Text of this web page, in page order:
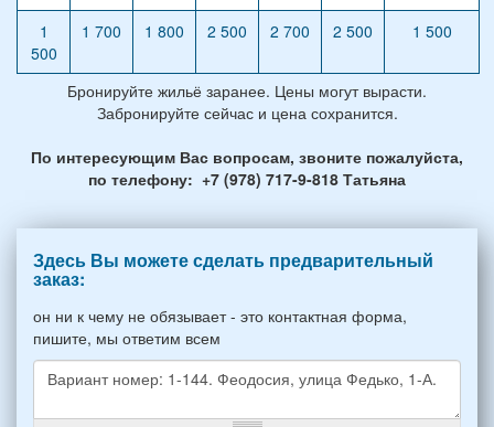
1
500
1 700 1 800 2 500 2 700 2 500 1 500
Бронируйте жильё заранее. Цены могут вырасти.
Забронируйте сейчас и цена сохранится.
По интересующим Вас вопросам, звоните пожалуйста,
по телефону: +7 (978) 717-9-818 Татьяна
Здесь Вы можете сделать предварительный
заказ:
он ни к чему не обязывает - это контактная форма,
пишите, мы ответим всем